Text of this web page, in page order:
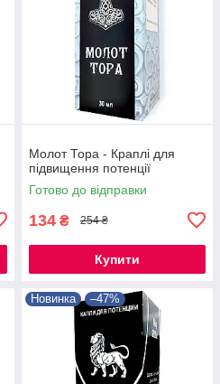
Молот Тора - Краплі для
підвищення потенції
Готово до відправки
134 ₴ 254 ₴
Купити
Новинка –47%